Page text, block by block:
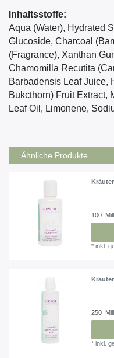
Inhaltsstoffe:
Aqua (Water), Hydrated
Glucoside, Charcoal
(Fragrance), Xanthan
Chamomilla Recutita
Barbadensis Leaf Juice,
Bukcthorn) Fruit Extract,
Leaf Oil, Limonene,
Ähnliche Produkte
100
*inkl.
250
*inkl.